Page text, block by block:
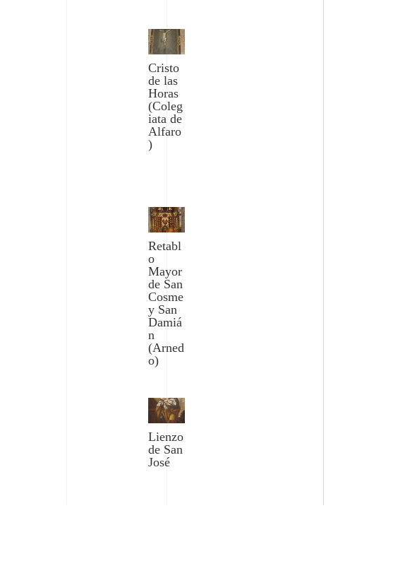
Cristo
de las
Horas
(Coleg
iata de
Alfaro
)
Retabl
o
Mayor
de San
Cosme
y San
Damiá
n
(Arned
o)
Lienzo
de San
José